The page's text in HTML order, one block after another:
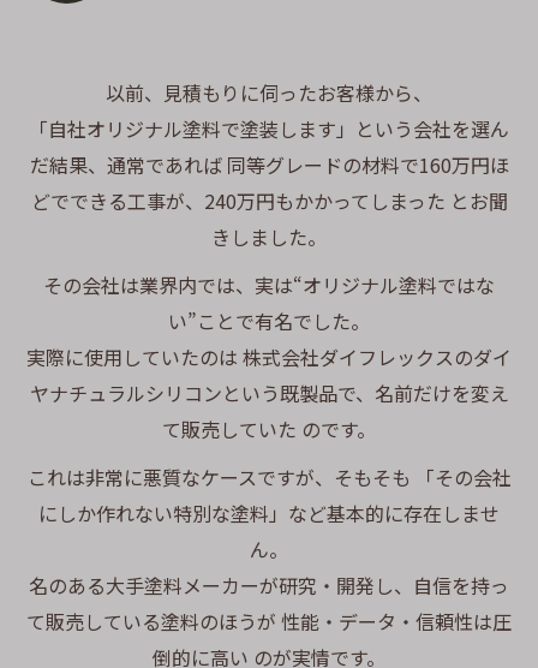
以前、見積もりに伺ったお客様から、
「自社オリジナル塗料で塗装します」という会社を選ん
だ結果、通常であれば 同等グレードの材料で160万円ほ
どでできる工事が、240万円もかかってしまった とお聞
きしました。
その会社は業界内では、実は“オリジナル塗料ではな
い”ことで有名でした。
実際に使用していたのは 株式会社ダイフレックスのダイ
ヤナチュラルシリコンという既製品で、名前だけを変え
て販売していた のです。
これは非常に悪質なケースですが、そもそも 「その会社
にしか作れない特別な塗料」など基本的に存在しませ
ん。
名のある大手塗料メーカーが研究・開発し、自信を持っ
て販売している塗料のほうが 性能・データ・信頼性は圧
倒的に高い のが実情です。